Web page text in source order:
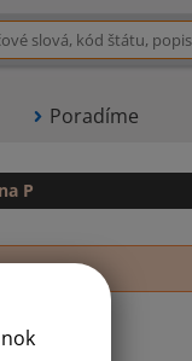
Poradíme
P